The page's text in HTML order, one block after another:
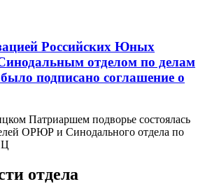
Российских Юных
отделом по делам
подписано соглашение о
Патриаршем подворье состоялась
ОРЮР и Синодального отдела по
отдела